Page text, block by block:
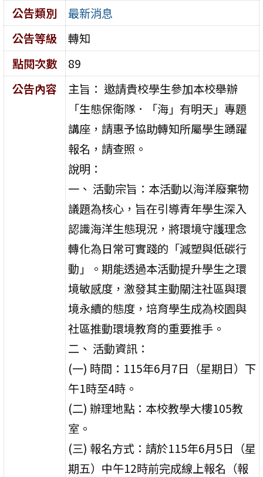
公告類別
最新消息
公告等級
轉知
點閱次數
89
公告內容
主旨： 邀請貴校學生參加本校舉辦
「生態保衛隊．「海」有明天」專題
講座，請惠予協助轉知所屬學生踴躍
報名，請查照。
說明：
一、 活動宗旨：本活動以海洋廢棄物
議題為核心，旨在引導青年學生深入
認識海洋生態現況，將環境守護理念
轉化為日常可實踐的「減塑與低碳行
動」。期能透過本活動提升學生之環
境敏感度，激發其主動關注社區與環
境永續的態度，培育學生成為校園與
社區推動環境教育的重要推手。
二、 活動資訊：
(一) 時間：115年6月7日（星期日）下
午1時至4時。
(二) 辦理地點：本校教學大樓105教
室。
(三) 報名方式：請於115年6月5日（星
期五）中午12時前完成線上報名（報